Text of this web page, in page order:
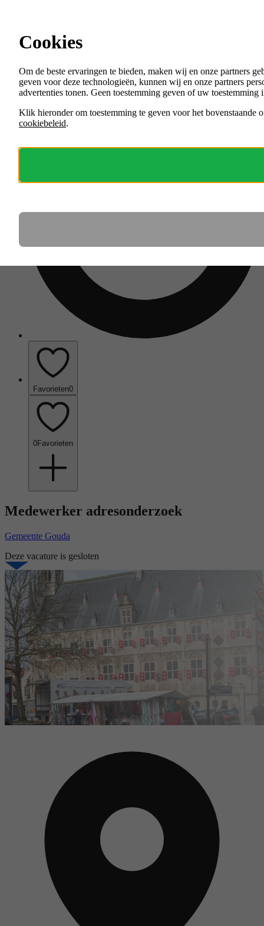
Menu
VACATURES
ORGANISATIES
Favorieten0
0Favorieten
Medewerker adresonderzoek
Gemeente Gouda
Deze vacature is gesloten
Cookies
Om de beste ervaringen te bieden, maken wij en onze partners
geven voor deze technologieën, kunnen wij en onze partners
advertenties tonen. Geen toestemming geven of uw
Klik hieronder om toestemming te geven voor het bovenstaande
cookiebeleid.